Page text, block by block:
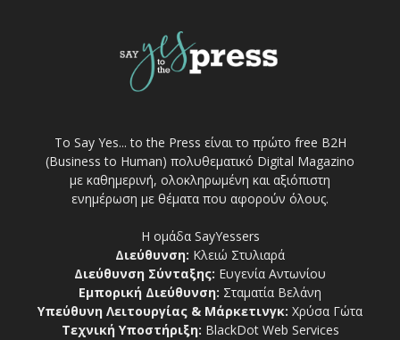
Το Say Yes... to the Press είναι το πρώτο free Β2Η
(Business to Human) πολυθεματικό Digital Magazino
με καθημερινή, ολοκληρωμένη και αξιόπιστη
ενημέρωση με θέματα που αφορούν όλους.
Η ομάδα SayYessers
Διεύθυνση: Κλειώ Στυλιαρά
Διεύθυνση Σύνταξης: Ευγενία Αντωνίου
Εμπορική Διεύθυνση: Σταματία Βελάνη
Υπεύθυνη Λειτουργίας & Μάρκετινγκ: Χρύσα Γώτα
Τεχνική Υποστήριξη: BlackDot Web Services